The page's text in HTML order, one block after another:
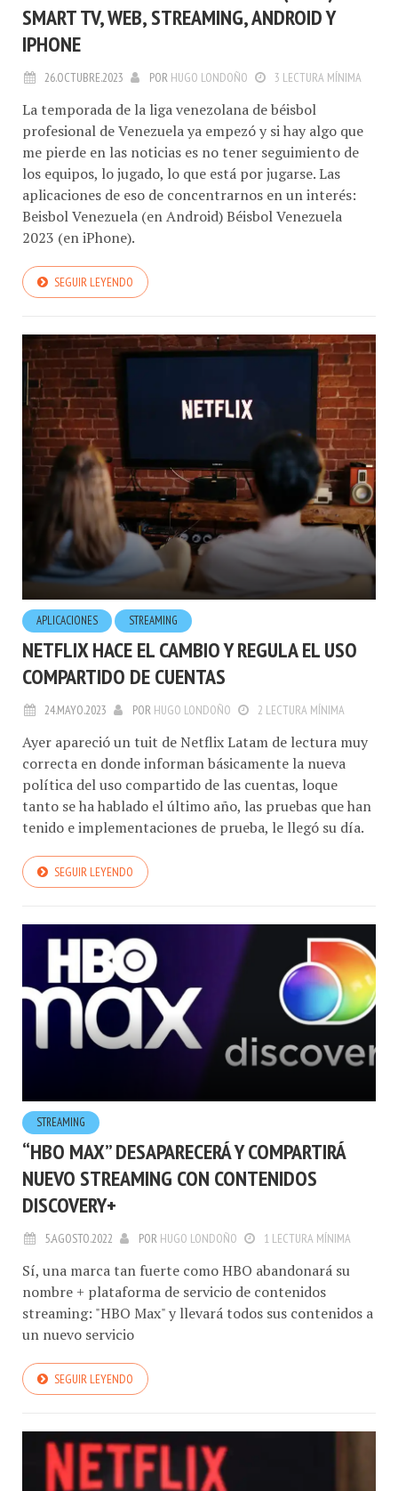
SMART TV, WEB, STREAMING, ANDROID Y
IPHONE
26.OCTUBRE.2023 POR HUGO LONDOÑO 3 LECTURA MÍNIMA
La temporada de la liga venezolana de béisbol
profesional de Venezuela ya empezó y si hay algo que
me pierde en las noticias es no tener seguimiento de
los equipos, lo jugado, lo que está por jugarse. Las
aplicaciones de eso de concentrarnos en un interés:
Beisbol Venezuela (en Android) Béisbol Venezuela
2023 (en iPhone).
SEGUIR LEYENDO
APLICACIONES STREAMING
NETFLIX HACE EL CAMBIO Y REGULA EL USO
COMPARTIDO DE CUENTAS
24.MAYO.2023 POR HUGO LONDOÑO 2 LECTURA MÍNIMA
Ayer apareció un tuit de Netflix Latam de lectura muy
correcta en donde informan básicamente la nueva
política del uso compartido de las cuentas, loque
tanto se ha hablado el último año, las pruebas que han
tenido e implementaciones de prueba, le llegó su día.
SEGUIR LEYENDO
STREAMING
“HBO MAX” DESAPARECERÁ Y COMPARTIRÁ
NUEVO STREAMING CON CONTENIDOS
DISCOVERY+
5.AGOSTO.2022 POR HUGO LONDOÑO 1 LECTURA MÍNIMA
Sí, una marca tan fuerte como HBO abandonará su
nombre + plataforma de servicio de contenidos
streaming: "HBO Max" y llevará todos sus contenidos a
un nuevo servicio
SEGUIR LEYENDO